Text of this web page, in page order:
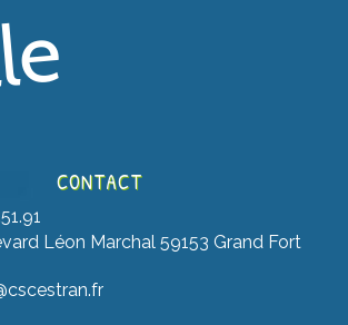
CONTACT
Léon Marchal 59153 Grand Fort